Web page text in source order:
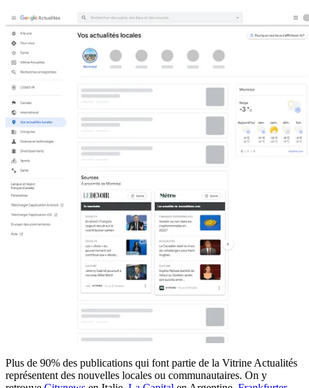
Plus de 90% des publications qui font partie de la Vitrine Actualités
représentent des nouvelles locales ou communautaires. On y